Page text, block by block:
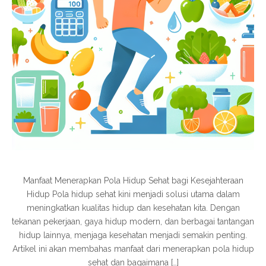
Manfaat Menerapkan Pola Hidup Sehat bagi Kesejahteraan
Hidup Pola hidup sehat kini menjadi solusi utama dalam
meningkatkan kualitas hidup dan kesehatan kita. Dengan
tekanan pekerjaan, gaya hidup modern, dan berbagai tantangan
hidup lainnya, menjaga kesehatan menjadi semakin penting.
Artikel ini akan membahas manfaat dari menerapkan pola hidup
sehat dan bagaimana […]